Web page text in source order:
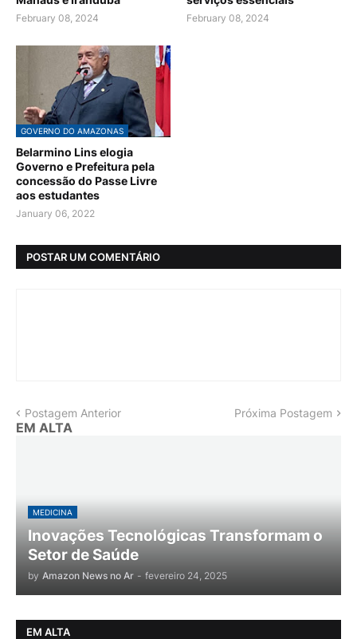
February 08, 2024 February 08, 2024
GOVERNO DO AMAZONAS
Belarmino Lins elogia
Governo e Prefeitura pela
concessão do Passe Livre
aos estudantes
January 06, 2022
POSTAR UM COMENTÁRIO
Postagem Anterior Próxima Postagem
EM ALTA
MEDICINA
Inovações Tecnológicas Transformam o
Setor de Saúde
by Amazon News no Ar - fevereiro 24, 2025
EM ALTA